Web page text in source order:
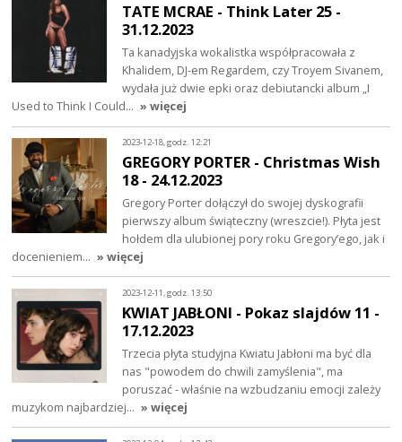
TATE MCRAE - Think Later 25 -
31.12.2023
Ta kanadyjska wokalistka współpracowała z
Khalidem, DJ-em Regardem, czy Troyem Sivanem,
wydała już dwie epki oraz debiutancki album „I
Used to Think I Could… » więcej
2023-12-18, godz. 12:21
GREGORY PORTER - Christmas Wish
18 - 24.12.2023
Gregory Porter dołączył do swojej dyskografii
pierwszy album świąteczny (wreszcie!). Płyta jest
hołdem dla ulubionej pory roku Gregory’ego, jak i
docenieniem… » więcej
2023-12-11, godz. 13:50
KWIAT JABŁONI - Pokaz slajdów 11 -
17.12.2023
Trzecia płyta studyjna Kwiatu Jabłoni ma być dla
nas "powodem do chwili zamyślenia", ma
poruszać - właśnie na wzbudzaniu emocji zależy
muzykom najbardziej… » więcej